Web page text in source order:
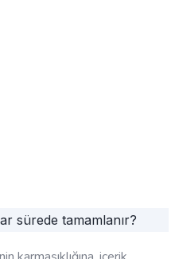
sürede tamamlanır?